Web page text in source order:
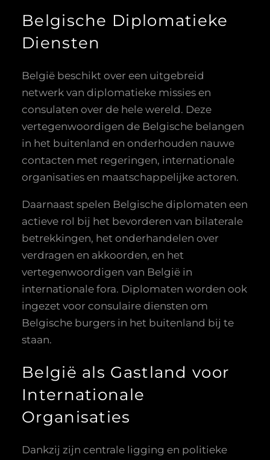
Belgische Diplomatieke
Diensten
België beschikt over een uitgebreid
netwerk van diplomatieke missies en
consulaten over de hele wereld. Deze
vertegenwoordigen de Belgische belangen
in het buitenland en onderhouden nauwe
contacten met regeringen, internationale
organisaties en maatschappelijke actoren.
Daarnaast spelen Belgische diplomaten een
actieve rol bij het bevorderen van bilaterale
betrekkingen, het onderhandelen over
verdragen en akkoorden, en het
vertegenwoordigen van België in
internationale fora. Diplomaten worden ook
ingezet voor consulaire diensten om
Belgische burgers in het buitenland bij te
staan.
België als Gastland voor
Internationale
Organisaties
Dankzij zijn centrale ligging en politieke